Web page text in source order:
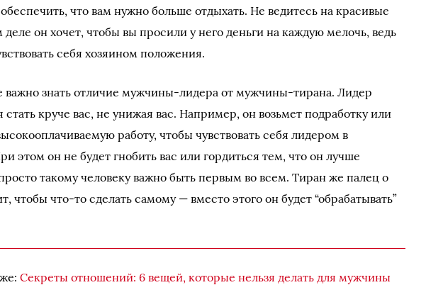
что вам нужно больше отдыхать. Не ведитесь на красивые
он хочет, чтобы вы просили у него деньги на каждую мелочь, ведь
себя хозяином положения.
важно знать отличие мужчины-лидера от мужчины-тирана. Лидер
стать круче вас, не унижая вас. Например, он возьмет подработку или
работу, чтобы чувствовать себя лидером в
этом он не будет гнобить вас или гордиться тем, что он лучше
такому человеку важно быть первым во всем. Тиран же палец о
чтобы что-то сделать самому — вместо этого он будет “обрабатывать”
Секреты отношений: 6 вещей, которые нельзя делать для мужчины